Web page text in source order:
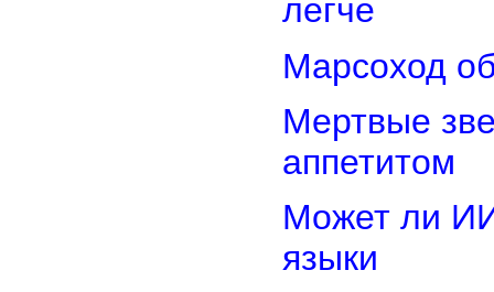
легче
Марсоход
Мертвые
аппетитом
Может ли
языки